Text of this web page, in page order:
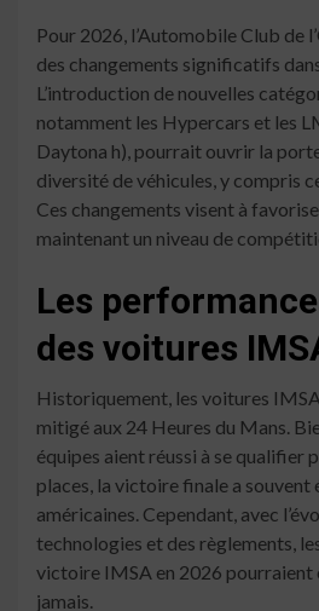
Pour 2026, l’Automobile Club de
des changements significatifs
L’introduction de nouvelles
notamment les Hypercars et les
Daytona h), pourrait ouvrir la
diversité de véhicules, y compris
Ces changements visent à
maintenant un niveau de
Les
des voitures
Historiquement, les voitures
mitigé aux 24 Heures du Mans.
équipes aient réussi à se qualifier
places, la victoire finale a souvent
américaines. Cependant, avec
technologies et des règlements,
victoire IMSA en 2026 pourraient
jamais.